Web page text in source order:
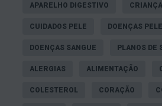
APARELHO DIGESTIVO
CUIDADOS PELE DOENÇAS PELE
DOENÇAS SANGUE PLANOS DE
ALERGIAS ALIMENTAÇÃO
COLESTEROL CORAÇÃO